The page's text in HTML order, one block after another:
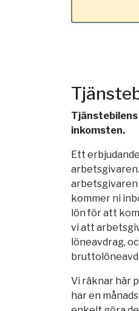
inkomsten.
Ett
arbetsgivaren
kommer ni
lön för att
vi att
löneavdrag,
Vi räknar här
har en